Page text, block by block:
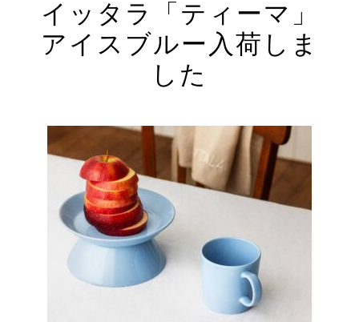
イッタラ「ティーマ」
アイスブルー入荷しま
した